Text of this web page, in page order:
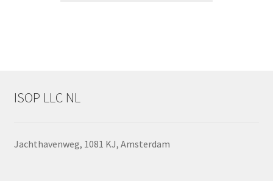
ISOP LLC NL
Jachthavenweg, 1081 KJ, Amsterdam